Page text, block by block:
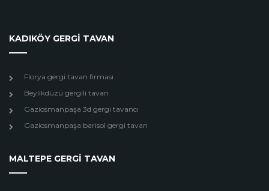
KADIKÖY GERGİ TAVAN
Florya gergi tavan firması
Beylikdüzü gergili tavan
Gaziosmanpaşa 3d gergi tavancı
Gaziosmanpaşa barisol gergi tavan
MALTEPE GERGİ TAVAN